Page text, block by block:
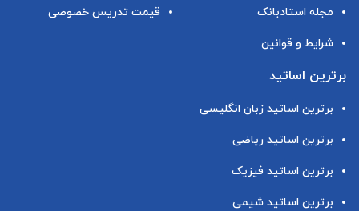
مجله استادبانک
شرایط و قوانین
قیمت تدریس خصوصی
برترین اساتید
برترین اساتید زبان انگلیسی
برترین اساتید ریاضی
برترین اساتید فیزیک
برترین اساتید شیمی